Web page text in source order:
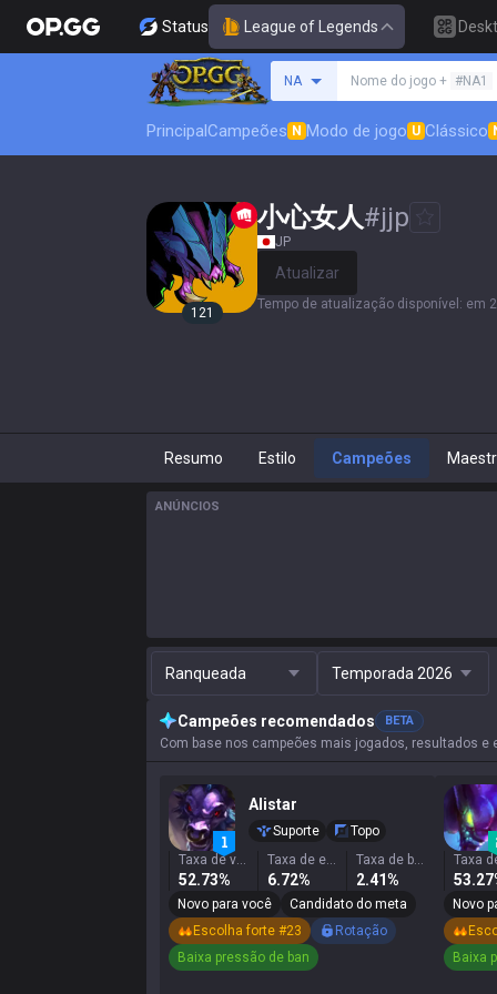
Status League of Legends
NA
Procure um invocador
Nome do jogo + #NA1
PrincipalCampeões N Modo de jogo U Clássico
121
小心女人#jjp
JP
Atualizar
Tempo de atualização disponível : em
Resumo Estilo Campeões
ANÚNCIOS
Ranqueada Temporada 2026
Campeões recomendados BETA
Com base nos campeões mais jogados, resultados
Alistar
Suporte
Topo
Taxa de vitória
52.73%
Taxa de escolha
6.72%
Taxa de banimento
2.41%
Novo para você
Candidato do meta
Escolha forte #23
Rotação
Baixa pressão de ban
Novo
Baixa